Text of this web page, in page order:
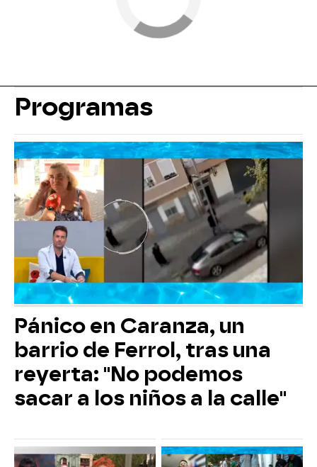
Programas
Pánico en Caranza, un
barrio de Ferrol, tras una
reyerta: "No podemos
sacar a los niños a la calle"